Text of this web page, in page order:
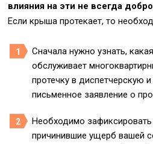
влияния на эти не всегда
Если крыша протекает, то
Сначала нужно узнать,
обслуживает
протечку в диспетчерскую
письменное заявление о
Необходимо зафиксировать
причинившие ущерб вашей